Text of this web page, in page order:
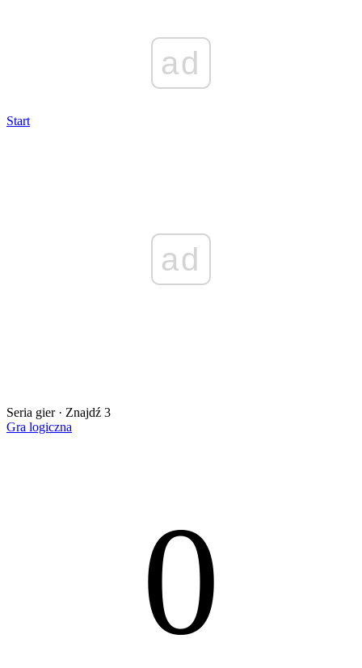
ad
Start
ad
Seria gier · Znajdź 3
Gra logiczna
0